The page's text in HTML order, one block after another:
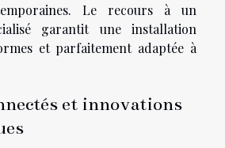
Le recours à un
garantit une installation
et parfaitement adaptée à
et innovations